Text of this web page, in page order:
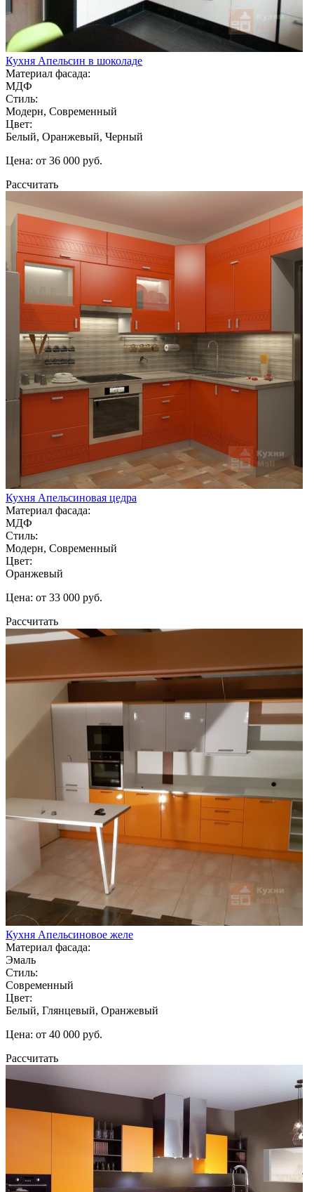
Кухня Апельсин в шоколаде
Материал фасада:
МДФ
Стиль:
Модерн, Современный
Цвет:
Белый, Оранжевый, Черный
Цена: от 36 000 руб.
Рассчитать
Кухня Апельсиновая цедра
Материал фасада:
МДФ
Стиль:
Модерн, Современный
Цвет:
Оранжевый
Цена: от 33 000 руб.
Рассчитать
Кухня Апельсиновое желе
Материал фасада:
Эмаль
Стиль:
Современный
Цвет:
Белый, Глянцевый, Оранжевый
Цена: от 40 000 руб.
Рассчитать